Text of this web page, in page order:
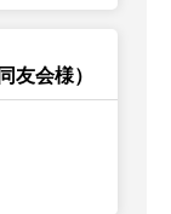
友会様）